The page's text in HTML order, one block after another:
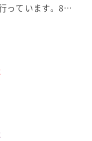
ます。 8月よ
自身のお食事のこ
。